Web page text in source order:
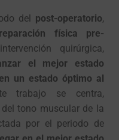
del post-operatorio,
física pre-
quirúrgica,
el mejor estado
un estado óptimo al
trabajo se centra,
tono muscular de la
por el periodo de